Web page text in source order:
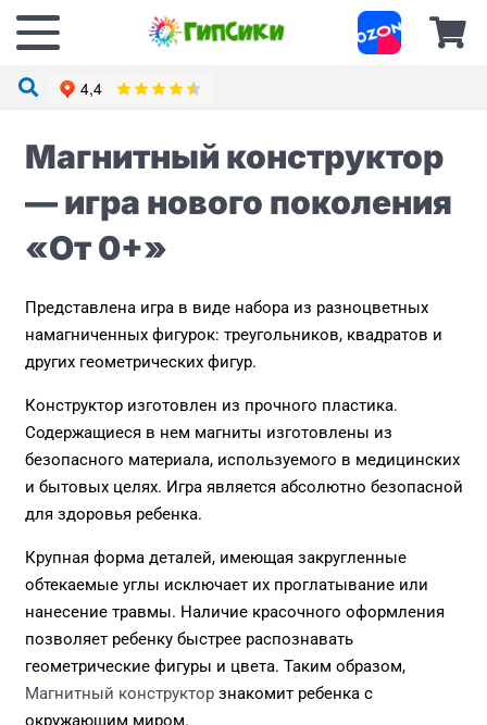
Магнитный конструктор
— игра нового поколения
«От 0+»
Представлена игра в виде набора из разноцветных
намагниченных фигурок: треугольников, квадратов и
других геометрических фигур.
Конструктор изготовлен из прочного пластика.
Содержащиеся в нем магниты изготовлены из
безопасного материала, используемого в медицинских
и бытовых целях. Игра является абсолютно безопасной
для здоровья ребенка.
Крупная форма деталей, имеющая закругленные
обтекаемые углы исключает их проглатывание или
нанесение травмы. Наличие красочного оформления
позволяет ребенку быстрее распознавать
геометрические фигуры и цвета. Таким образом,
Магнитный конструкторзнакомит ребенка с
окружающим миром.